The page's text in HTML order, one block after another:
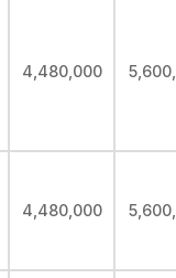
4,480,000
4,480,000